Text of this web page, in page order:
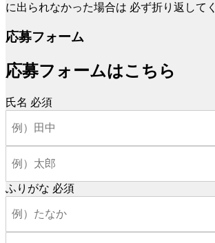
に出られなかった場合は 必ず折り返して
応募フォーム
応募フォームはこちら
氏名 必須
ふりがな 必須